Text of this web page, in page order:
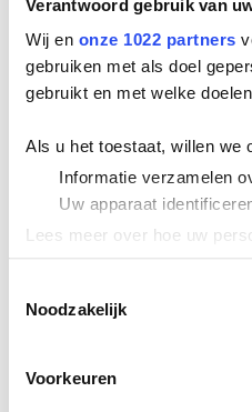
Verantwoord gebruik van
Wij en onze 1022 partners
gebruiken met als doel
gebruikt en met welke
Als u het toestaat, willen we
Informatie verzamelen
Uw apparaat
Lees meer over hoe uw
We gebruiken cookies om
verstrekt of die ze hebben
Noodzakelijk
Voorkeuren